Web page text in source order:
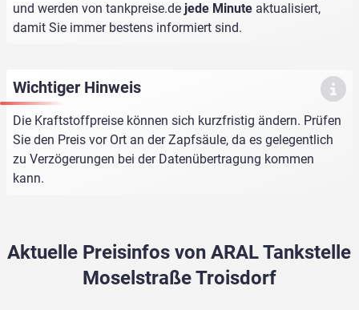
und werden von tankpreise.de jede Minute aktualisiert,
damit Sie immer bestens informiert sind.
Wichtiger Hinweis
Die Kraftstoffpreise können sich kurzfristig ändern. Prüfen
Sie den Preis vor Ort an der Zapfsäule, da es gelegentlich
zu Verzögerungen bei der Datenübertragung kommen
kann.
Aktuelle Preisinfos von ARAL Tankstelle
Moselstraße Troisdorf